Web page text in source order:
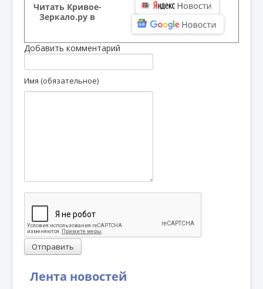
Лента новостей
Читать Кривое-
Зеркало.ру в
Добавить комментарий
Имя (обязательное)
Отправить